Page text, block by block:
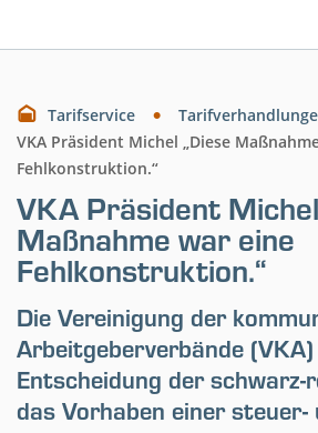
Tarifservice
VKA Präsident Michel „Diese
Fehlkonstruktion.“
VKA Präsident
Maßnahme war eine
Fehlkonstruktion.“
Die Vereinigung der
Arbeitgeberverbände
Entscheidung der schwarz-
das Vorhaben einer steuer-